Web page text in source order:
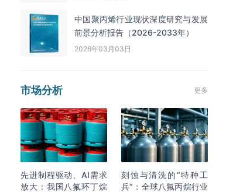
中国聚丙烯行业现状深度研究与发展
前景分析报告（2026-2033年）
2026年03月03日
市场分析 更多
先进制程驱动、AI需求
放大：我国八氟环丁烷
刻蚀与清洗的“特种工
兵”：全球八氟丙烷行业